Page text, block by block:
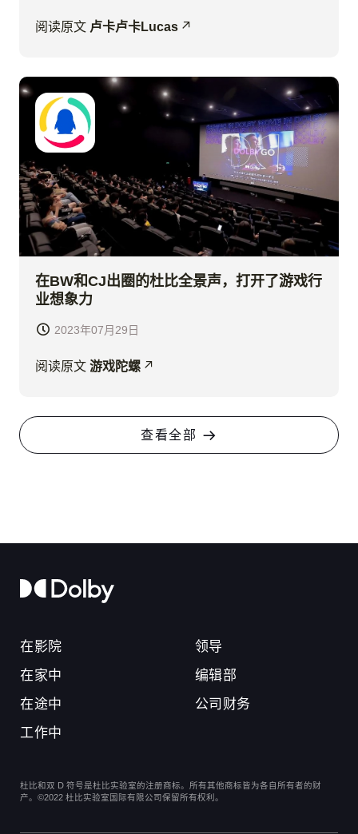
阅读原文 卢卡卢卡Lucas
在BW和CJ出圈的杜比全景声，打开了游戏行
业想象力
2023年07月29日
阅读原文 游戏陀螺
查看全部
在影院
在家中
在途中
工作中
领导
编辑部
公司财务
杜比和双 D 符号是杜比实验室的注册商标。所有其他商标皆为各自所有者的财
产。©2022 杜比实验室国际有限公司保留所有权利。